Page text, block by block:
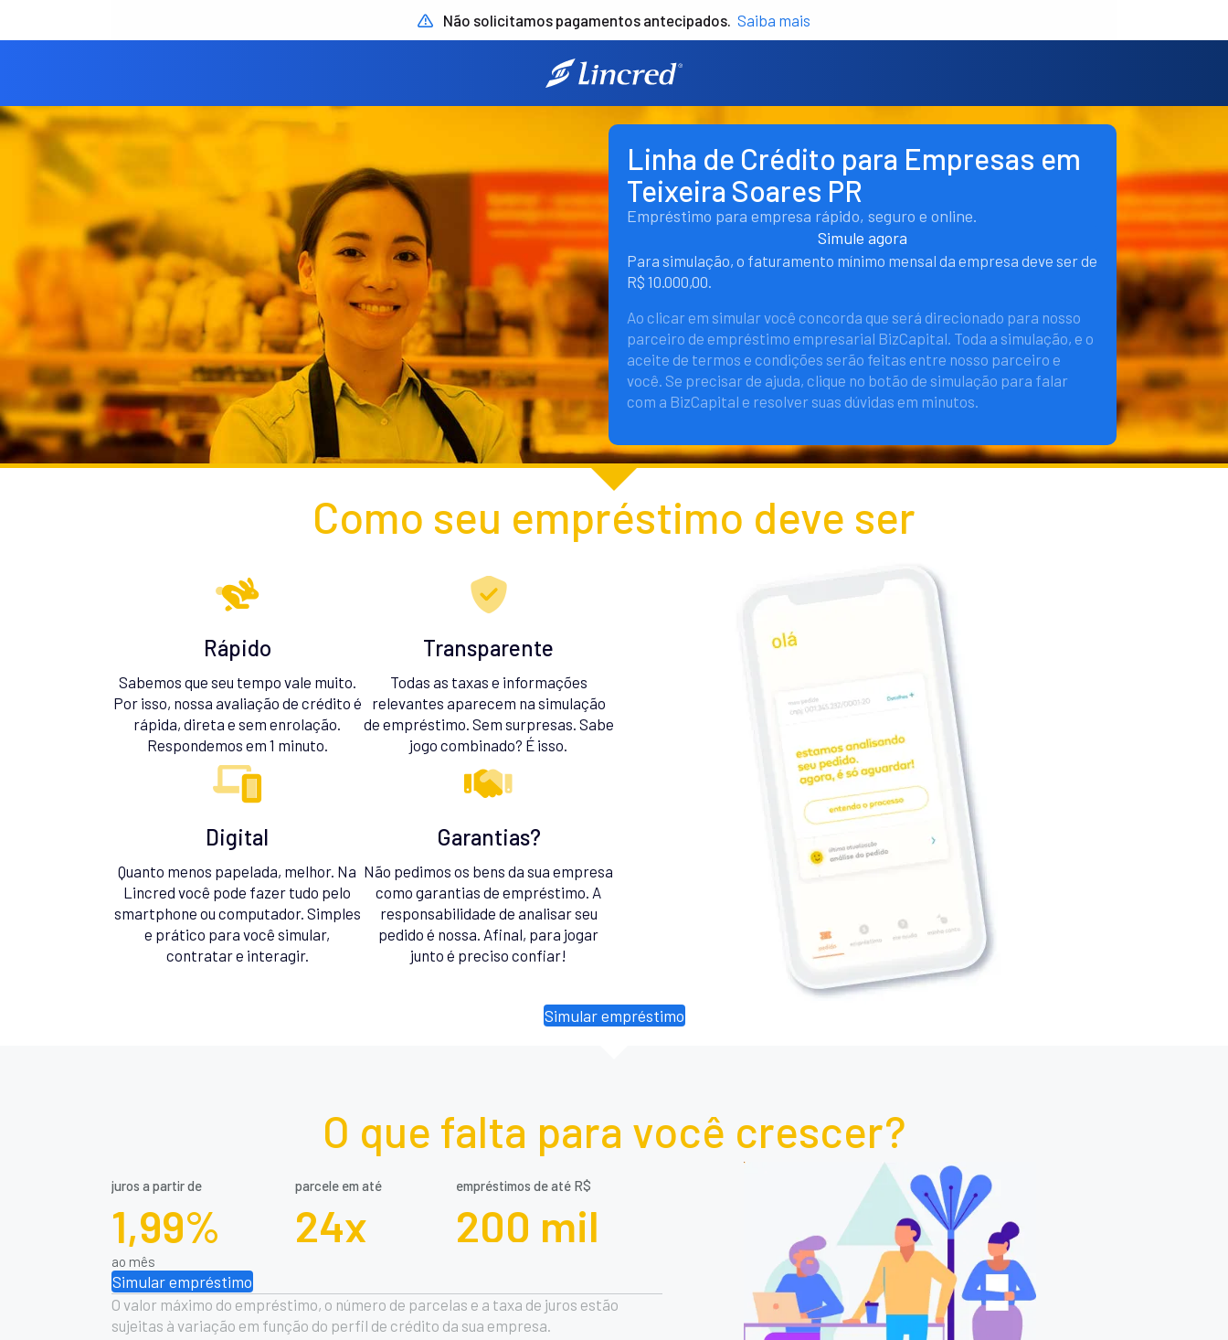
Não solicitamos pagamentos antecipados. Saiba mais
Linha de Crédito para Empresas em
Teixeira Soares PR
Empréstimo para empresa rápido, seguro e online.
Simule agora
Para simulação, o faturamento mínimo mensal da empresa deve ser de
R$ 10.000,00.
Ao clicar em simular você concorda que será direcionado para nosso
parceiro de empréstimo empresarial BizCapital. Toda a simulação, e o
aceite de termos e condições serão feitas entre nosso parceiro e
você. Se precisar de ajuda, clique no botão de simulação para falar
com a BizCapital e resolver suas dúvidas em minutos.
Como seu empréstimo deve ser
Rápido
Sabemos que seu tempo vale muito.
Por isso, nossa avaliação de crédito é
rápida, direta e sem enrolação.
Respondemos em 1 minuto.
Transparente
Todas as taxas e informações
relevantes aparecem na simulação
de empréstimo. Sem surpresas. Sabe
jogo combinado? É isso.
Digital
Quanto menos papelada, melhor. Na
Lincred você pode fazer tudo pelo
smartphone ou computador. Simples
e prático para você simular,
contratar e interagir.
Garantias?
Não pedimos os bens da sua empresa
como garantias de empréstimo. A
responsabilidade de analisar seu
pedido é nossa. Afinal, para jogar
junto é preciso confiar!
Simular empréstimo
O que falta para você crescer?
juros a partir de
1,99%
ao mês
parcele em até
24x
empréstimos de até R$
200 mil
Simular empréstimo
O valor máximo do empréstimo, o número de parcelas e a taxa de juros estão
sujeitas à variação em função do perfil de crédito da sua empresa.